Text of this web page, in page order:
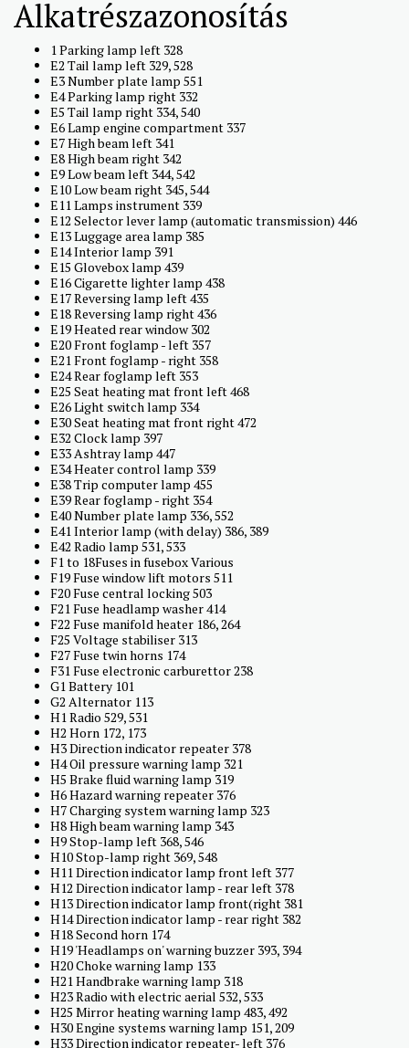
Alkatrészazonosítás
1 Parking lamp left 328
E2 Tail lamp left 329, 528
E3 Number plate lamp 551
E4 Parking lamp right 332
E5 Tail lamp right 334, 540
E6 Lamp engine compartment 337
E7 High beam left 341
E8 High beam right 342
E9 Low beam left 344, 542
E10 Low beam right 345, 544
E11 Lamps instrument 339
E12 Selector lever lamp (automatic transmission) 446
E13 Luggage area lamp 385
E14 Interior lamp 391
E15 Glovebox lamp 439
E16 Cigarette lighter lamp 438
E17 Reversing lamp left 435
E18 Reversing lamp right 436
E19 Heated rear window 302
E20 Front foglamp - left 357
E21 Front foglamp - right 358
E24 Rear foglamp left 353
E25 Seat heating mat front left 468
E26 Light switch lamp 334
E30 Seat heating mat front right 472
E32 Clock lamp 397
E33 Ashtray lamp 447
E34 Heater control lamp 339
E38 Trip computer lamp 455
E39 Rear foglamp - right 354
E40 Number plate lamp 336, 552
E41 Interior lamp (with delay) 386, 389
E42 Radio lamp 531, 533
F1 to 18Fuses in fusebox Various
F19 Fuse window lift motors 511
F20 Fuse central locking 503
F21 Fuse headlamp washer 414
F22 Fuse manifold heater 186, 264
F25 Voltage stabiliser 313
F27 Fuse twin horns 174
F31 Fuse electronic carburettor 238
G1 Battery 101
G2 Alternator 113
H1 Radio 529, 531
H2 Horn 172, 173
H3 Direction indicator repeater 378
H4 Oil pressure warning lamp 321
H5 Brake fluid warning lamp 319
H6 Hazard warning repeater 376
H7 Charging system warning lamp 323
H8 High beam warning lamp 343
H9 Stop-lamp left 368, 546
H10 Stop-lamp right 369, 548
H11 Direction indicator lamp front left 377
H12 Direction indicator lamp - rear left 378
H13 Direction indicator lamp front(right 381
H14 Direction indicator lamp - rear right 382
H18 Second horn 174
H19 'Headlamps on' warning buzzer 393, 394
H20 Choke warning lamp 133
H21 Handbrake warning lamp 318
H23 Radio with electric aerial 532, 533
H25 Mirror heating warning lamp 483, 492
H30 Engine systems warning lamp 151, 209
H33 Direction indicator repeater- left 376